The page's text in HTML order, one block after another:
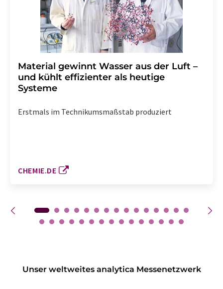
Material gewinnt Wasser aus der Luft –
und kühlt effizienter als heutige
Systeme
Erstmals im Technikumsmaßstab produziert
CHEMIE.DE
Unser weltweites analytica Messenetzwerk